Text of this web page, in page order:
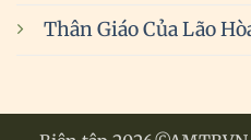
Thân Giáo Của Lão